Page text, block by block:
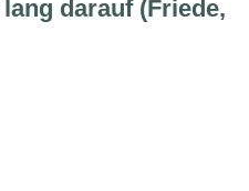
darauf (Friede,